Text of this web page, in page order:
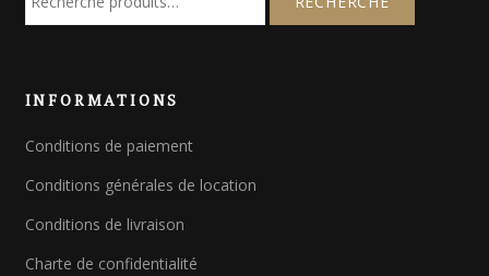
e
r
h
p
o
r
INFORMATIONS
Conditions de paiement
Conditions générales de location
Conditions de livraison
Charte de confidentialité